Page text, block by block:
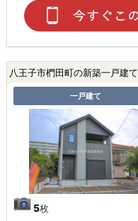
八王子市椚田町の新築一戸建て
一戸建て
5枚